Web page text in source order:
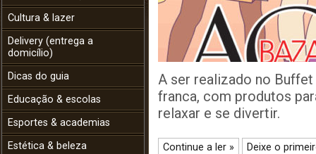
Cultura & lazer
Delivery (entrega a
domicílio)
Dicas do guia
Educação & escolas
Esportes & academias
Estética & beleza
A ser realizado no
franca, com produtos
relaxar e se divertir.
Continue a ler » Deixe o